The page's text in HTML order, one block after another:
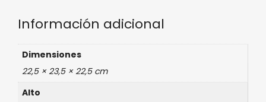
Información adicional
Dimensiones
22,5 × 23,5 × 22,5 cm
Alto